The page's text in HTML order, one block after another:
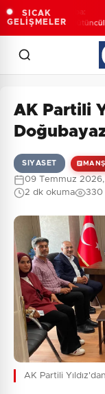
SICAK
GELİŞMELER
Vekili Şahin Biba:
geleceğini bütüncül
AK Partili
SIYASET
09 Temmuz
2 dk okuma 330
AK Partili